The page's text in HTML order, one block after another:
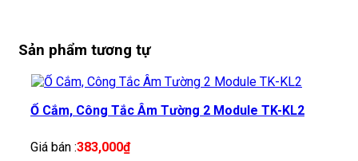
Sản phẩm tương tự
Ổ Cắm, Công Tắc Âm Tường 2 Module TK-KL2
Giá bán :383,000₫